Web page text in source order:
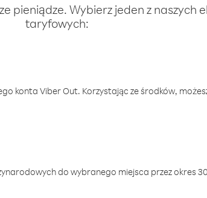
pieniądze. Wybierz jeden z naszych
taryfowych:
konta Viber Out. Korzystając ze środków,
do wybranego miejsca przez okres